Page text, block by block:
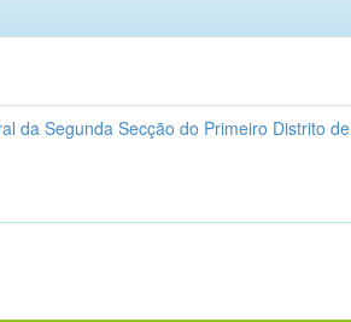
da Segunda Secção do Primeiro Distrito de